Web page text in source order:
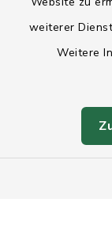
weiterer
Weitere